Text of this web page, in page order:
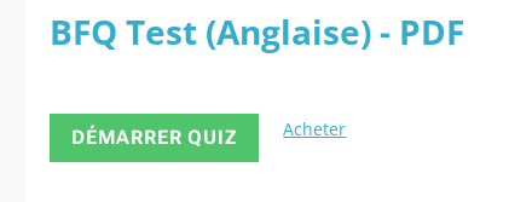
BFQ Test (Anglaise) - PDF
DÉMARRER QUIZ Acheter